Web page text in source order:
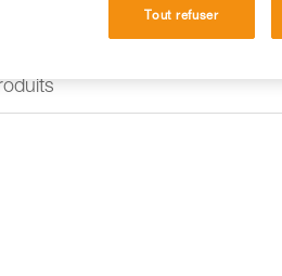
Tout refuser